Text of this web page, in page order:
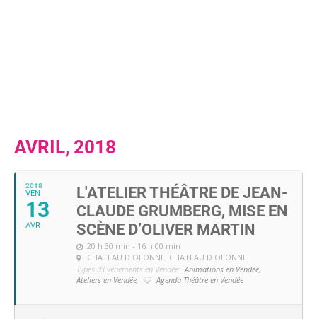
AVRIL, 2018
2018
VEN
13
AVR
L'ATELIER THÉÂTRE DE JEAN-
CLAUDE GRUMBERG, MISE EN
SCÈNE D’OLIVER MARTIN
20 h 30 min - 16 h 00 min
CHATEAU D OLONNE, CHATEAU D OLONNE
Types d'Evénements en Vendée: Animations en Vendée,
Ateliers en Vendée,
Agenda Théâtre en Vendée